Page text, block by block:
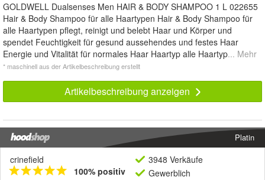
GOLDWELL Dualsenses Men HAIR & BODY SHAMPOO 1 L 022655
Hair & Body Shampoo für alle Haartypen Hair & Body Shampoo für
alle Haartypen pflegt, reinigt und belebt Haar und Körper und
spendet Feuchtigkeit für gesund aussehendes und festes Haar
Energie und Vitalität für normales Haar Haartyp alle Haartyp... Mehr
* maschinell aus der Artikelbeschreibung erstellt
Artikelbeschreibung anzeigen
Platin
crinefield
100% positiv
3948 Verkäufe
Gewerblich